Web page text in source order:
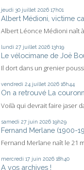
jeudi 30 juillet 2026 17h01
Albert Médioni, victime
Albert Léonce Médioni naît
lundi 27 juillet 2026 13h19
Le vélocimane de Joë
Il dort dans un grenier
vendredi 24 juillet 2026 16h44
On a retrouvé La
Voilà qui devrait faire jaser
samedi 27 juin 2026 19h29
Fernand Merlane (1900-
Fernand Merlane naît le 21
mercredi 17 juin 2026 18h40
A vos archives !